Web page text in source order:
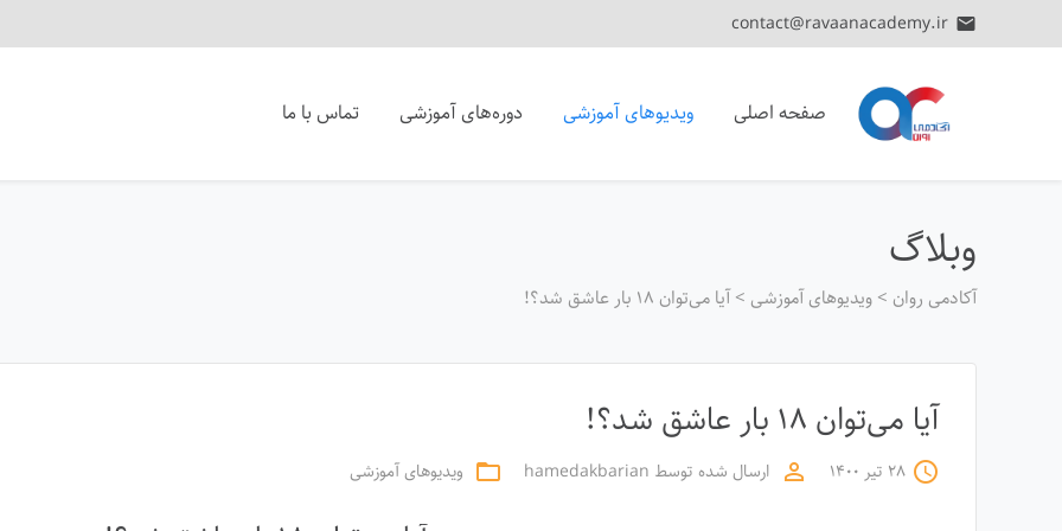
email
contact@ravaanacademy.ir
صفحه اصلی ویدیوهای آموزشی دوره‌های آموزشی تماس با ما
وبلاگ
آکادمی روان >ویدیوهای آموزشی >آیا می‌توان ۱۸ بار عاشق شد؟!
آیا می‌توان ۱۸ بار عاشق شد؟!
access_time ۲۸ تیر ۱۴۰۰ perm_identity ارسال شده توسط hamedakbarian
folder_open ویدیوهای آموزشی